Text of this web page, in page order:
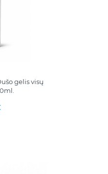
gelis visų